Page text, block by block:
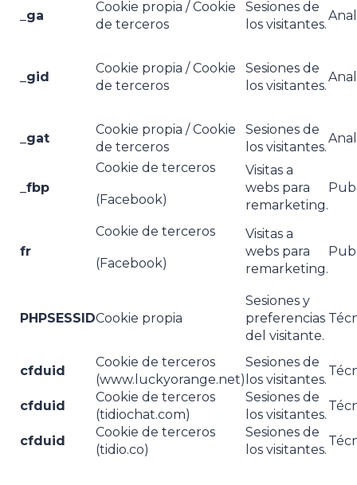
_ga
Cookie propia / Cookie
de terceros
Sesiones de
los visitantes.
_gid
Cookie propia / Cookie
de terceros
Sesiones de
los visitantes.
_gat
Cookie propia / Cookie
de terceros
Sesiones de
los visitantes.
_fbp
Cookie de terceros
(Facebook)
Visitas a
webs para
remarketing.
fr
Cookie de terceros
(Facebook)
Visitas a
webs para
remarketing.
PHPSESSIDCookie propia
Sesiones y
preferencias
del visitante.
cfduid
Cookie de terceros
(www.luckyorange.net)
Sesiones de
los visitantes.
cfduid
Cookie de terceros
(tidiochat.com)
Sesiones de
los visitantes.
cfduid
Cookie de terceros
(tidio.co)
Sesiones de
los visitantes.